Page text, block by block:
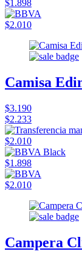
$1.898
$2.010
Camisa
$3.190
$2.233
$2.010
$1.898
$2.010
Campera